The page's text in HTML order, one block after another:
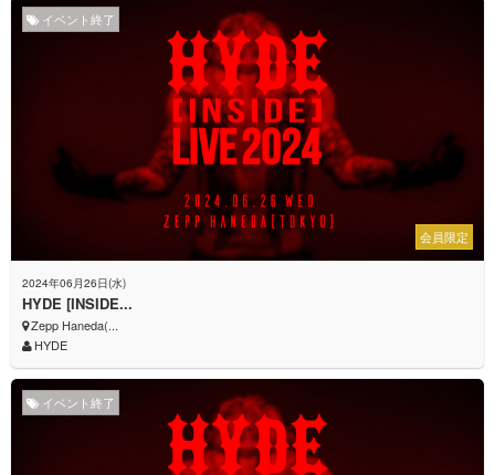
イベント終了
会員限定
2024年06月26日(水)
HYDE [INSIDE...
Zepp Haneda(...
HYDE
イベント終了